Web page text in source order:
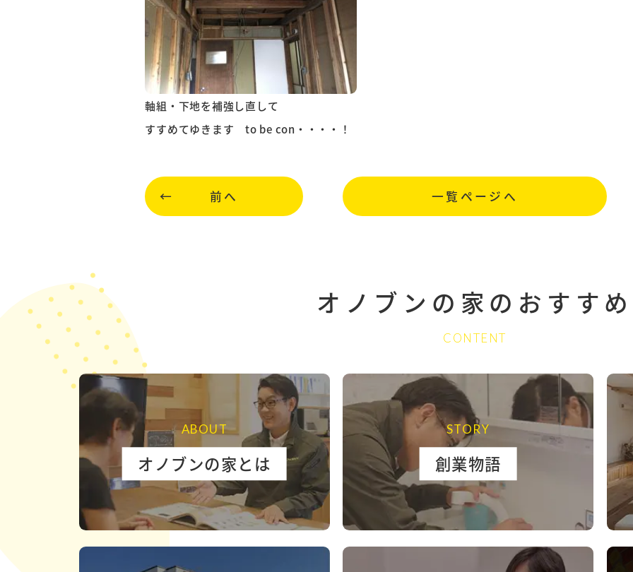
軸組・下地を補強し直して
すすめてゆきます to be con・・・・！
前へ 一覧ページへ
オノブンの家の おすすめ
CONTENT
ABOUT
オノブンの家とは
STORY
創業物語